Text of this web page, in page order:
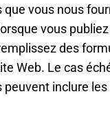
vous nous
vous
des
Web. Le cas
peuvent inclure